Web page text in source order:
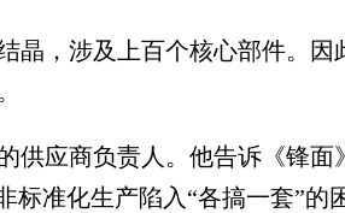
，涉及上百个核心部件。因
应商负责人。他告诉《锋面
准化生产陷入“各搞一套”的